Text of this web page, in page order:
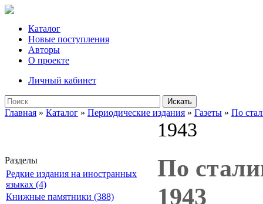
Каталог
Новые поступления
Авторы
О проекте
Личный кабинет
Искать
Главная » Каталог » Периодические издания » Газеты » По
Разделы
Редкие издания на иностранных
языках (4)
Книжные памятники (388)
1943
По
1943